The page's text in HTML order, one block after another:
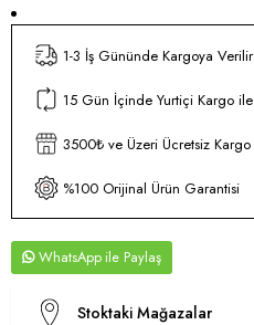
1-3 İş Gününde Kargoya Verilir
15 Gün İçinde Yurtiçi Kargo ile
3500₺ ve Üzeri Ücretsiz Kargo
%100 Orijinal Ürün Garantisi
WhatsApp
Stoktaki Mağazalar